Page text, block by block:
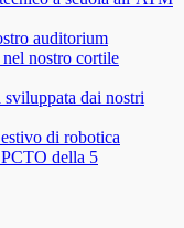
auditorium
nostro cortile
dai nostri
di robotica
della 5